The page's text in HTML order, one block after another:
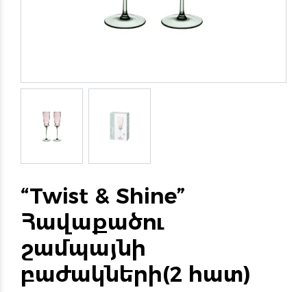
“Twist & Shine”
Հավաքածու
շամպայնի
բաժակների(2 հատ)